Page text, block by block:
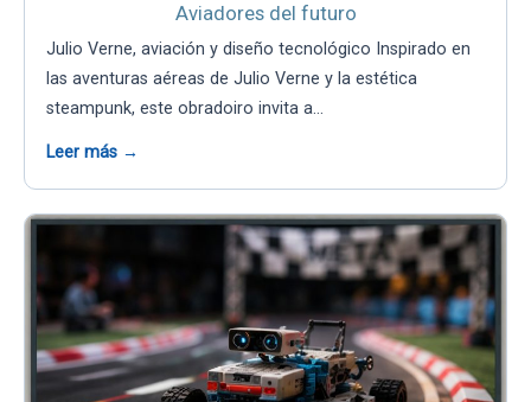
Aviadores del futuro
Julio Verne, aviación y diseño tecnológico Inspirado en
las aventuras aéreas de Julio Verne y la estética
steampunk, este obradoiro invita a…
Leer más →